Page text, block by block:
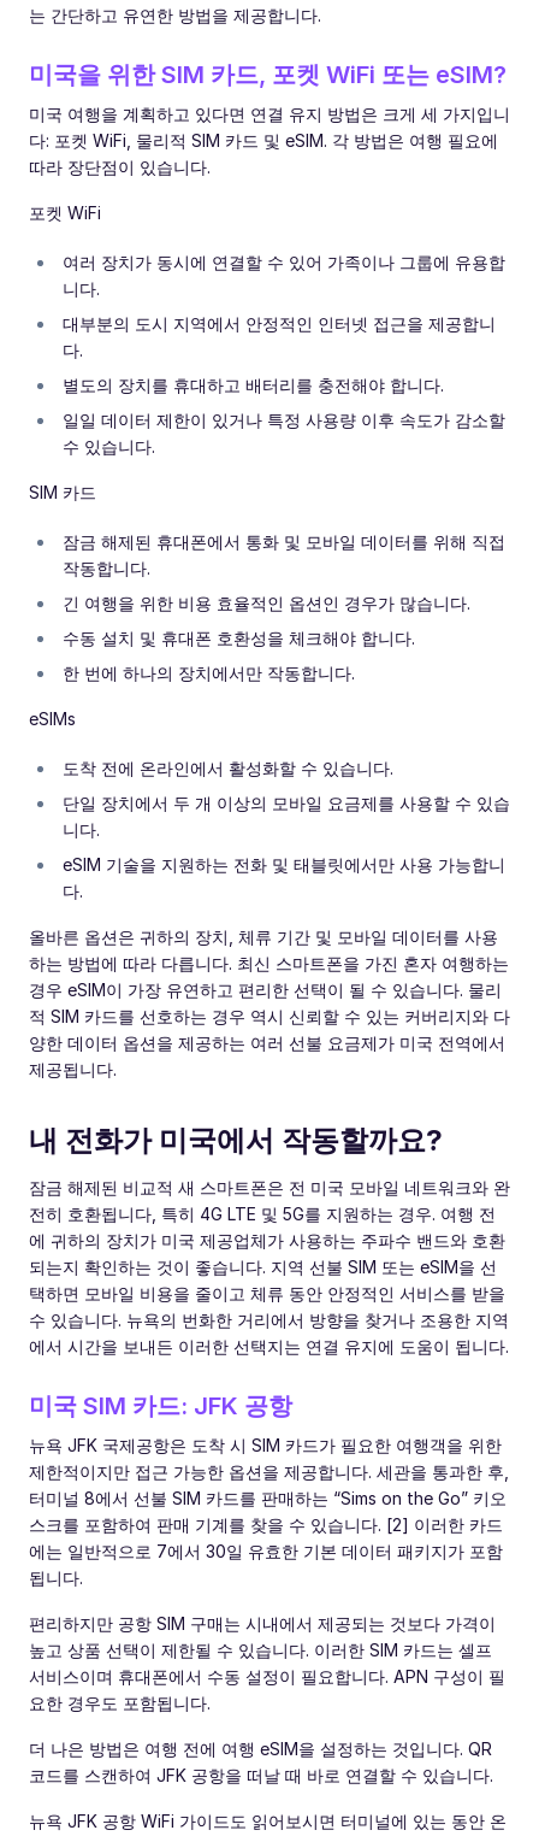
는 간단하고 유연한 방법을 제공합니다.
미국을 위한 SIM 카드, 포켓 WiFi 또는 eSIM?
미국 여행을 계획하고 있다면 연결 유지 방법은 크게 세 가지입니
다: 포켓 WiFi, 물리적 SIM 카드 및 eSIM. 각 방법은 여행 필요에
따라 장단점이 있습니다.
포켓 WiFi
여러 장치가 동시에 연결할 수 있어 가족이나 그룹에 유용합
니다.
대부분의 도시 지역에서 안정적인 인터넷 접근을 제공합니
다.
별도의 장치를 휴대하고 배터리를 충전해야 합니다.
일일 데이터 제한이 있거나 특정 사용량 이후 속도가 감소할
수 있습니다.
SIM 카드
잠금 해제된 휴대폰에서 통화 및 모바일 데이터를 위해 직접
작동합니다.
긴 여행을 위한 비용 효율적인 옵션인 경우가 많습니다.
수동 설치 및 휴대폰 호환성을 체크해야 합니다.
한 번에 하나의 장치에서만 작동합니다.
eSIMs
도착 전에 온라인에서 활성화할 수 있습니다.
단일 장치에서 두 개 이상의 모바일 요금제를 사용할 수 있습
니다.
eSIM 기술을 지원하는 전화 및 태블릿에서만 사용 가능합니
다.
올바른 옵션은 귀하의 장치, 체류 기간 및 모바일 데이터를 사용
하는 방법에 따라 다릅니다. 최신 스마트폰을 가진 혼자 여행하는
경우 eSIM이 가장 유연하고 편리한 선택이 될 수 있습니다. 물리
적 SIM 카드를 선호하는 경우 역시 신뢰할 수 있는 커버리지와 다
양한 데이터 옵션을 제공하는 여러 선불 요금제가 미국 전역에서
제공됩니다.
내 전화가 미국에서 작동할까요?
잠금 해제된 비교적 새 스마트폰은 전 미국 모바일 네트워크와 완
전히 호환됩니다, 특히 4G LTE 및 5G를 지원하는 경우. 여행 전
에 귀하의 장치가 미국 제공업체가 사용하는 주파수 밴드와 호환
되는지 확인하는 것이 좋습니다. 지역 선불 SIM 또는 eSIM을 선
택하면 모바일 비용을 줄이고 체류 동안 안정적인 서비스를 받을
수 있습니다. 뉴욕의 번화한 거리에서 방향을 찾거나 조용한 지역
에서 시간을 보내든 이러한 선택지는 연결 유지에 도움이 됩니다.
미국 SIM 카드: JFK 공항
뉴욕 JFK 국제공항은 도착 시 SIM 카드가 필요한 여행객을 위한
제한적이지만 접근 가능한 옵션을 제공합니다. 세관을 통과한 후,
터미널 8에서 선불 SIM 카드를 판매하는 “Sims on the Go” 키오
스크를 포함하여 판매 기계를 찾을 수 있습니다. [2] 이러한 카드
에는 일반적으로 7에서 30일 유효한 기본 데이터 패키지가 포함
됩니다.
편리하지만 공항 SIM 구매는 시내에서 제공되는 것보다 가격이
높고 상품 선택이 제한될 수 있습니다. 이러한 SIM 카드는 셀프
서비스이며 휴대폰에서 수동 설정이 필요합니다. APN 구성이 필
요한 경우도 포함됩니다.
더 나은 방법은 여행 전에 여행 eSIM을 설정하는 것입니다. QR
코드를 스캔하여 JFK 공항을 떠날 때 바로 연결할 수 있습니다.
뉴욕 JFK 공항 WiFi 가이드도 읽어보시면 터미널에 있는 동안 온